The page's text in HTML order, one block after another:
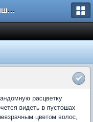
Life Hub - Лучшие компьютерные игры мира
расцветку
видеть в пустошах
цветом волос,